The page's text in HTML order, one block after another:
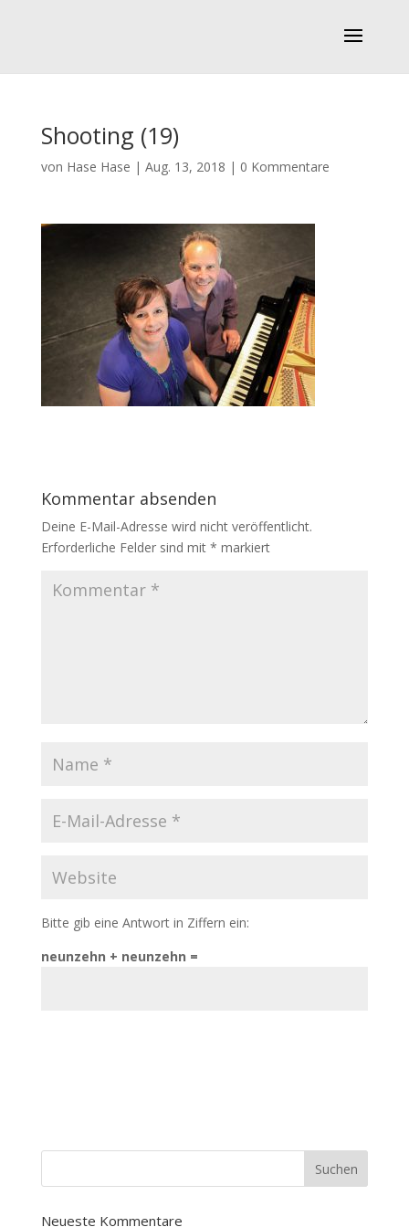
Shooting (19)
von Hase Hase | Aug. 13, 2018 | 0 Kommentare
Kommentar absenden
Deine E-Mail-Adresse wird nicht veröffentlicht.
Erforderliche Felder sind mit * markiert
Bitte gib eine Antwort in Ziffern ein:
neunzehn + neunzehn =
Neueste Kommentare